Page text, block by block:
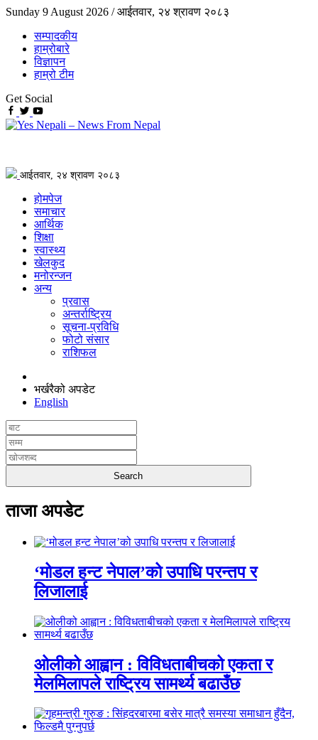
Sunday 9 August 2026 /आईतवार, २४ श्रावण २०८३
सम्पादकीय
हाम्रोबारे
विज्ञापन
हाम्रो टीम
Get Social
आईतवार, २४ श्रावण २०८३
होमपेज
समाचार
आर्थिक
शिक्षा
स्वास्थ्य
खेलकुद
मनोरन्जन
अन्य
प्रवास
अन्तर्राष्ट्रिय
सूचना-प्रविधि
फोटो संसार
राशिफल
भर्खरैको अपडेट
English
ताजा अपडेट
‘मोडल हन्ट नेपाल’को उपाधि परन्तप र
लिजालाई
ओलीको आह्वान : विविधताबीचको एकता र
मेलमिलापले राष्ट्रिय सामर्थ्य बढाउँछ